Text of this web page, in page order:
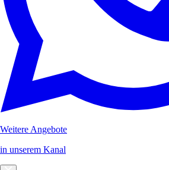
Weitere Angebote
in unserem Kanal